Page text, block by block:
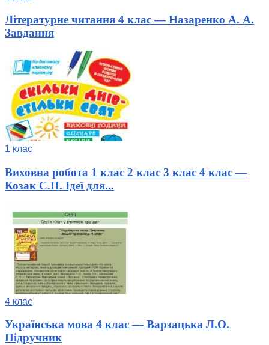
Літературне читання 4 клас — Назаренко А. А.
Завдання
1 клас
Виховна робота 1 клас 2 клас 3 клас 4 клас —
Козак С.П. Ідеї для...
4 клас
Українська мова 4 клас — Варзацька Л.О.
Підручник